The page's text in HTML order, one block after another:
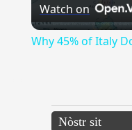
Watch on
Why 45% of Italy
Nòstr sit